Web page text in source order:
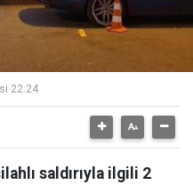
22:24
saldırıyla ilgili 2